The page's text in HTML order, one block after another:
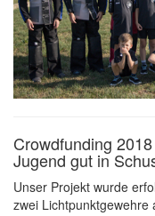
Crowdfunding
Jugend gut in
Unser Projekt wurde
zwei Lichtpunktgewehre